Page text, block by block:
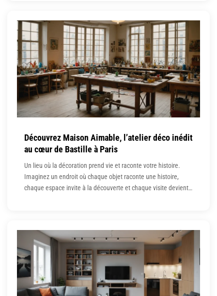
Découvrez Maison Aimable, l’atelier déco inédit
au cœur de Bastille à Paris
Un lieu où la décoration prend vie et raconte votre histoire.
Imaginez un endroit où chaque objet raconte une histoire,
chaque espace invite à la découverte et chaque visite devient